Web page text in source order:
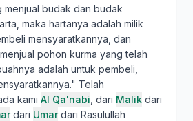
menjual budak dan budak
maka hartanya adalah milik
mensyaratkannya, dan
pohon kurma yang telah
adalah untuk pembeli,
Telah
kami Al Qa'nabi , dari Malik dari
dari Umardari Rasulullah